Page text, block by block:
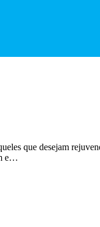
que desejam
e…